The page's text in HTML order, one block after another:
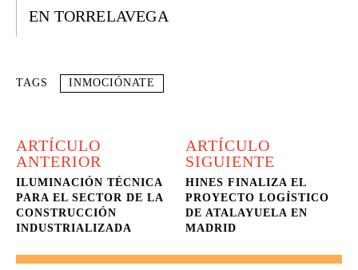
EN TORRELAVEGA
TAGS INMOCIÓNATE
ARTÍCULO
ANTERIOR
ILUMINACIÓN TÉCNICA
PARA EL SECTOR DE LA
CONSTRUCCIÓN
INDUSTRIALIZADA
ARTÍCULO
SIGUIENTE
HINES FINALIZA EL
PROYECTO LOGÍSTICO
DE ATALAYUELA EN
MADRID